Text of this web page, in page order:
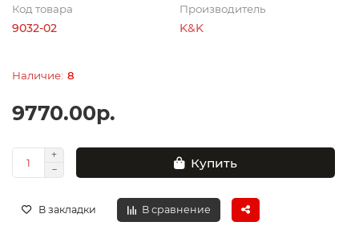
Код товара
9032-02
Производитель
K&K
8
9770.00р.
Купить
В закладки В сравнение